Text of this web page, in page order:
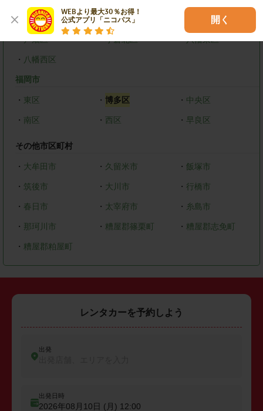
WEBより最大30％お得！
公式アプリ「ニコパス」
開く
北九州市
・戸畑区 ・小倉北区 ・八幡東区
・ 八幡西区
福岡市
・ 東区 ・ 博多区 ・ 中央区
・ 南区 ・ 西区 ・早良区
その他市区町村
・ 大牟田市 ・ 久留米市 ・ 飯塚市
・ 筑後市 ・ 大川市 ・行橋市
・ 春日市 ・ 太宰府市 ・ 糸島市
・ 那珂川市 ・ 糟屋郡篠栗町 ・ 糟屋郡志免町
・ 糟屋郡粕屋町
レンタカーを予約しよう
出発
出発日時
2026年08月10日 (月) 12:00